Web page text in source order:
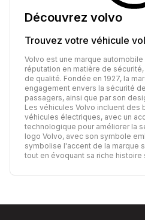
Découvrez volvo
Trouvez votre véhicule
Volvo est une marque
réputation en matière de
de qualité. Fondée en 1927, la
engagement envers la sécurité
passagers, ainsi que par son
Les véhicules Volvo incluent des
véhicules électriques, avec un
technologique pour améliorer la
logo Volvo, avec son symbole
symbolise l'accent de la marque
tout en évoquant sa riche histoire